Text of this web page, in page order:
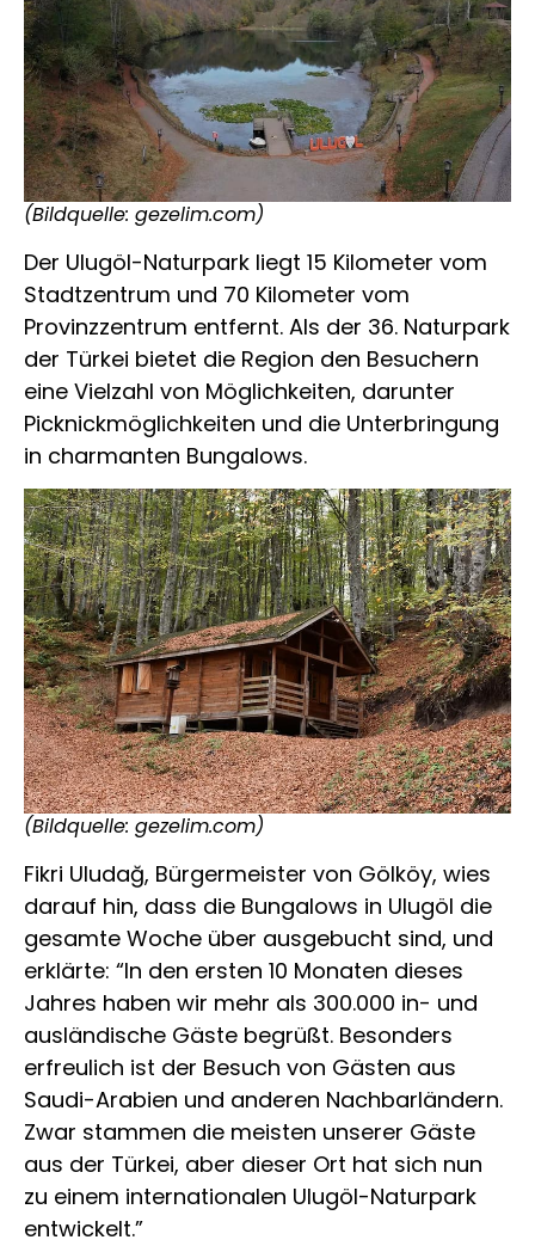
(Bildquelle: gezelim.com)
Der Ulugöl-Naturpark liegt 15 Kilometer vom
Stadtzentrum und 70 Kilometer vom
Provinzzentrum entfernt. Als der 36. Naturpark
der Türkei bietet die Region den Besuchern
eine Vielzahl von Möglichkeiten, darunter
Picknickmöglichkeiten und die Unterbringung
in charmanten Bungalows.
(Bildquelle: gezelim.com)
Fikri Uludağ, Bürgermeister von Gölköy, wies
darauf hin, dass die Bungalows in Ulugöl die
gesamte Woche über ausgebucht sind, und
erklärte: “In den ersten 10 Monaten dieses
Jahres haben wir mehr als 300.000 in- und
ausländische Gäste begrüßt. Besonders
erfreulich ist der Besuch von Gästen aus
Saudi-Arabien und anderen Nachbarländern.
Zwar stammen die meisten unserer Gäste
aus der Türkei, aber dieser Ort hat sich nun
zu einem internationalen Ulugöl-Naturpark
entwickelt.”